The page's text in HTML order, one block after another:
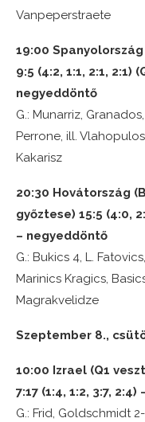
Vanpeperstraete
19:00
9:5 (4:2, 1:1, 2:1, 2:1)
negyeddöntő
G.: Munarriz,
Perrone, ill.
Kakarisz
20:30 Hovátország
győztese) 15:5 (4:0,
– negyeddöntő
G.: Bukics 4, L.
Marinics Kragics,
Magrakvelidze
Szeptember 8.,
10:00 Izrael (Q1
7:17 (1:4, 1:2, 3:7, 2:4)
G.: Frid, Goldschmidt